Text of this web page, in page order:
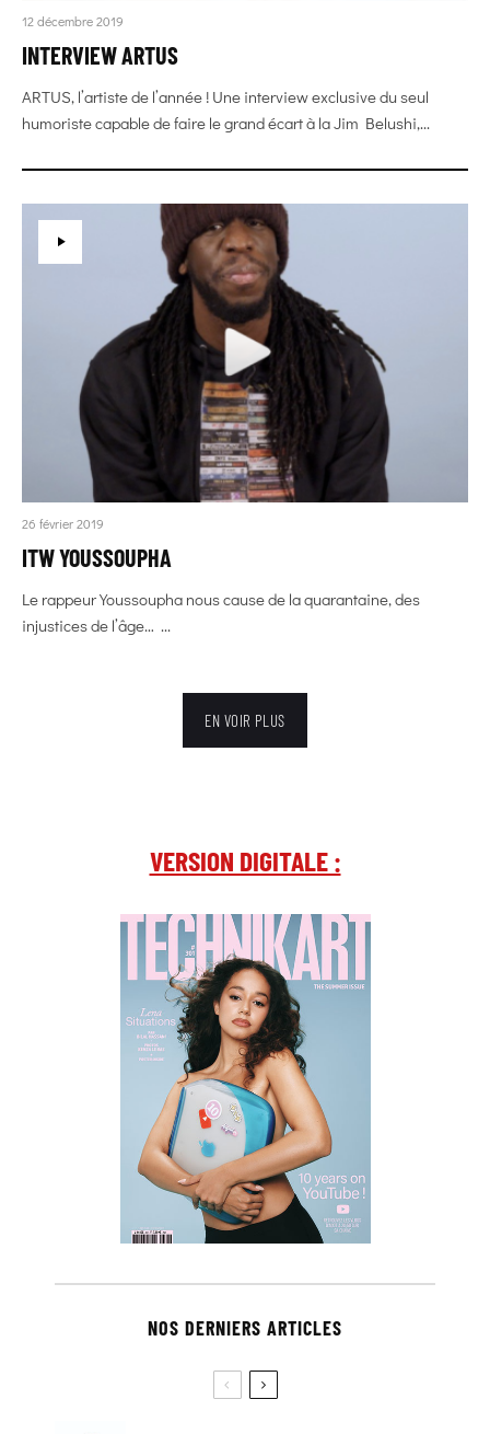
12 décembre 2019
INTERVIEW ARTUS
ARTUS, l’artiste de l’année ! Une interview exclusive du seul
humoriste capable de faire le grand écart à la Jim Belushi,...
26 février 2019
ITW YOUSSOUPHA
Le rappeur Youssoupha nous cause de la quarantaine, des
injustices de l’âge… ...
EN VOIR PLUS
VERSION DIGITALE :
NOS DERNIERS ARTICLES